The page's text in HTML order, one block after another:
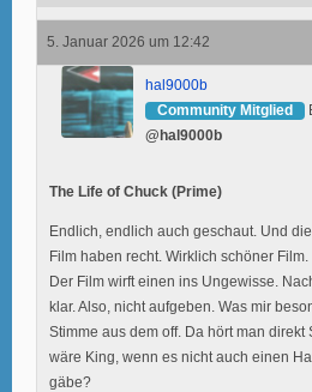
5. Januar 2026 um 12:42
hal9000b
Community Mitglied
@hal9000b
The Life of Chuck (Prime)
Endlich, endlich auch geschaut. Und
Film haben recht. Wirklich schöner Film.
Der Film wirft einen ins Ungewisse.
klar. Also, nicht aufgeben. Was mir
Stimme aus dem off. Da hört man
wäre King, wenn es nicht auch einen
gäbe?